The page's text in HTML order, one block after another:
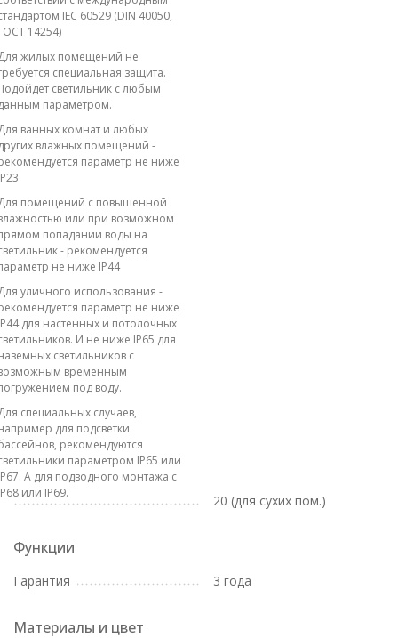
IEC 60529 (DIN 40050,
14254)
жилых помещений не
специальная защита.
светильник с любым
параметром.
ванных комнат и любых
влажных помещений -
параметр не ниже
помещений с повышенной
или при возможном
попадании воды на
- рекомендуется
не ниже IP44
уличного использования -
параметр не ниже
для настенных и потолочных
И не ниже IP65 для
светильников с
временным
под воду.
специальных случаев,
для подсветки
рекомендуются
параметром IP65 или
А для подводного монтажа с
или IP69.
20 (для сухих пом.)
Функции
Гарантия 3 года
Материалы и цвет